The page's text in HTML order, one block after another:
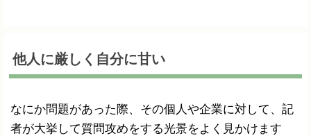
他人に厳しく自分に甘い
なにか問題があった際、その個人や企業に対して、記
者が大挙して質問攻めをする光景をよく見かけます